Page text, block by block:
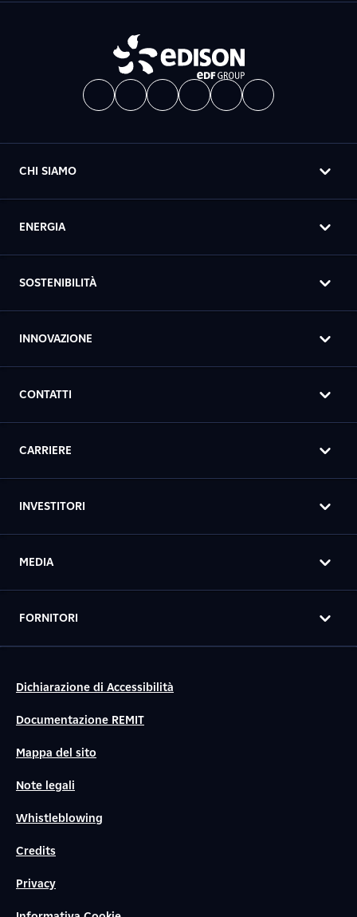
CHI SIAMO
ENERGIA
SOSTENIBILITÀ
INNOVAZIONE
CONTATTI
CARRIERE
INVESTITORI
MEDIA
FORNITORI
Dichiarazione di Accessibilità
Documentazione REMIT
Mappa del sito
Note legali
Whistleblowing
Credits
Privacy